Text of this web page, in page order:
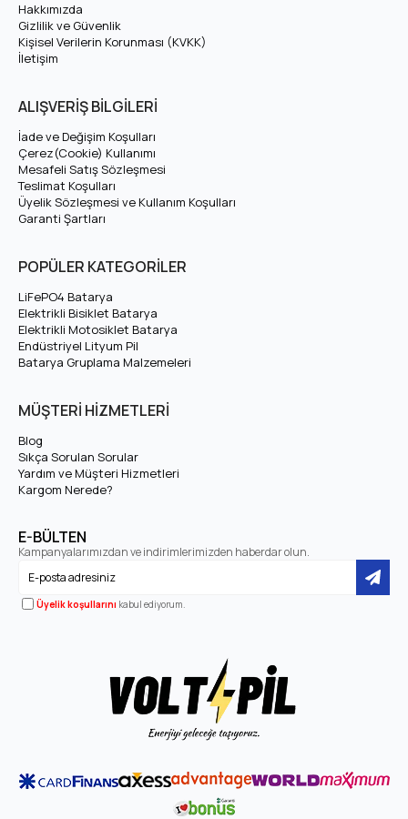
Hakkımızda
Gizlilik ve Güvenlik
Kişisel Verilerin Korunması (KVKK)
İletişim
ALIŞVERİŞ BİLGİLERİ
İade ve Değişim Koşulları
Çerez(Cookie) Kullanımı
Mesafeli Satış Sözleşmesi
Teslimat Koşulları
Üyelik Sözleşmesi ve Kullanım Koşulları
Garanti Şartları
POPÜLER KATEGORİLER
LiFePO4 Batarya
Elektrikli Bisiklet Batarya
Elektrikli Motosiklet Batarya
Endüstriyel Lityum Pil
Batarya Gruplama Malzemeleri
MÜŞTERİ HİZMETLERİ
Blog
Sıkça Sorulan Sorular
Yardım ve Müşteri Hizmetleri
Kargom Nerede?
E-BÜLTEN
Kampanyalarımızdan ve indirimlerimizden haberdar olun.
Üyelik koşullarını kabul ediyorum.